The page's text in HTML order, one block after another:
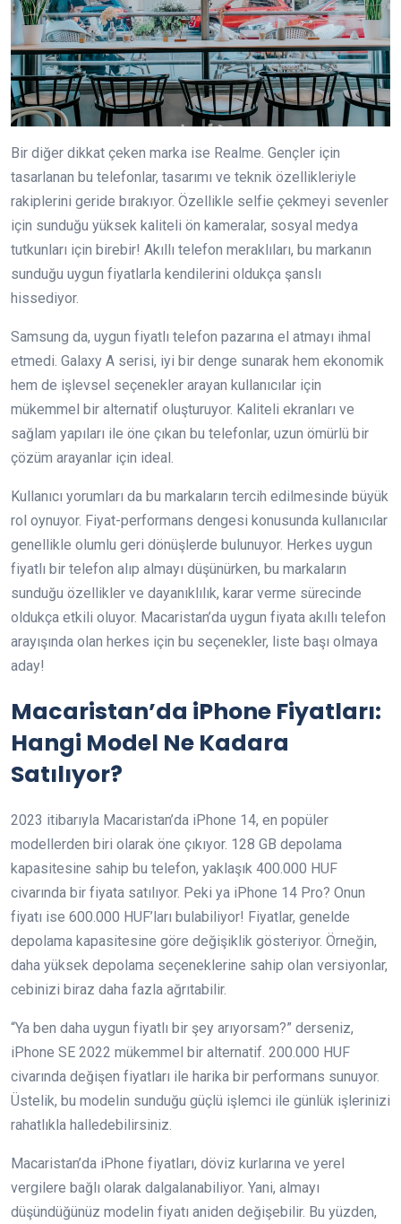
Bir diğer dikkat çeken marka ise Realme. Gençler için
tasarlanan bu telefonlar, tasarımı ve teknik özellikleriyle
rakiplerini geride bırakıyor. Özellikle selfie çekmeyi sevenler
için sunduğu yüksek kaliteli ön kameralar, sosyal medya
tutkunları için birebir! Akıllı telefon meraklıları, bu markanın
sunduğu uygun fiyatlarla kendilerini oldukça şanslı
hissediyor.
Samsung da, uygun fiyatlı telefon pazarına el atmayı ihmal
etmedi. Galaxy A serisi, iyi bir denge sunarak hem ekonomik
hem de işlevsel seçenekler arayan kullanıcılar için
mükemmel bir alternatif oluşturuyor. Kaliteli ekranları ve
sağlam yapıları ile öne çıkan bu telefonlar, uzun ömürlü bir
çözüm arayanlar için ideal.
Kullanıcı yorumları da bu markaların tercih edilmesinde büyük
rol oynuyor. Fiyat-performans dengesi konusunda kullanıcılar
genellikle olumlu geri dönüşlerde bulunuyor. Herkes uygun
fiyatlı bir telefon alıp almayı düşünürken, bu markaların
sunduğu özellikler ve dayanıklılık, karar verme sürecinde
oldukça etkili oluyor. Macaristan’da uygun fiyata akıllı telefon
arayışında olan herkes için bu seçenekler, liste başı olmaya
aday!
Macaristan’da iPhone Fiyatları:
Hangi Model Ne Kadara
Satılıyor?
2023 itibarıyla Macaristan’da iPhone 14, en popüler
modellerden biri olarak öne çıkıyor. 128 GB depolama
kapasitesine sahip bu telefon, yaklaşık 400.000 HUF
civarında bir fiyata satılıyor. Peki ya iPhone 14 Pro? Onun
fiyatı ise 600.000 HUF’ları bulabiliyor! Fiyatlar, genelde
depolama kapasitesine göre değişiklik gösteriyor. Örneğin,
daha yüksek depolama seçeneklerine sahip olan versiyonlar,
cebinizi biraz daha fazla ağrıtabilir.
“Ya ben daha uygun fiyatlı bir şey arıyorsam?” derseniz,
iPhone SE 2022 mükemmel bir alternatif. 200.000 HUF
civarında değişen fiyatları ile harika bir performans sunuyor.
Üstelik, bu modelin sunduğu güçlü işlemci ile günlük işlerinizi
rahatlıkla halledebilirsiniz.
Macaristan’da iPhone fiyatları, döviz kurlarına ve yerel
vergilere bağlı olarak dalgalanabiliyor. Yani, almayı
düşündüğünüz modelin fiyatı aniden değişebilir. Bu yüzden,